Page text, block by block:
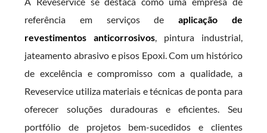
referência em serviços deaplicação de
revestimentos anticorrosivos, pintura industrial,
jateamento abrasivo e pisos Epoxi. Com um histórico
de excelência e compromisso com a qualidade, a
Reveservice utiliza materiais e técnicas de ponta para
oferecer soluções duradouras e eficientes. Seu
portfólio de projetos bem-sucedidos e clientes